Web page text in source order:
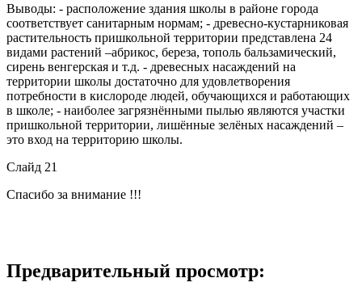
Выводы: - расположение здания школы в районе города
соответствует санитарным нормам; - древесно-кустарниковая
растительность пришкольной территории представлена 24
видами растений –абрикос, береза, тополь бальзамический,
сирень венгерская и т.д. - древесных насаждений на
территории школы достаточно для удовлетворения
потребности в кислороде людей, обучающихся и работающих
в школе; - наиболее загрязнёнными пылью являются участки
пришкольной территории, лишённые зелёных насаждений –
это вход на территорию школы.
Слайд 21
Спасибо за внимание !!!
Предварительный просмотр: